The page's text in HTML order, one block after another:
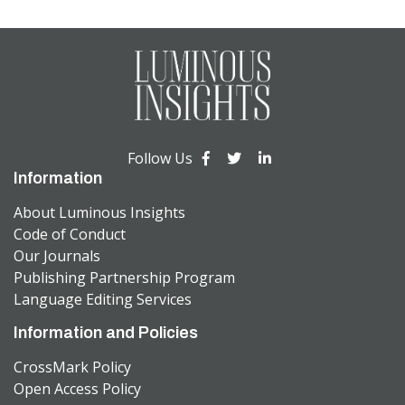
Follow Us
Information
About Luminous Insights
Code of Conduct
Our Journals
Publishing Partnership Program
Language Editing Services
Information and Policies
CrossMark Policy
Open Access Policy